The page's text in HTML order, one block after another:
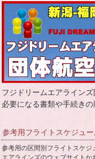
フジドリームエアライン
必要になる書類や手続き
参考用フライトスケジュー
参考用の区間別フライトスケ
エアラインズのウェブサイトか